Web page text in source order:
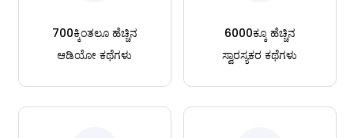
700ಕ್ಕಿಂತಲೂ ಹೆಚ್ಚಿನ
ಆಡಿಯೋ ಕಥೆಗಳು
6000ಕ್ಕೂ ಹೆಚ್ಚಿನ
ಸ್ವಾರಸ್ಯಕರ ಕಥೆಗಳು